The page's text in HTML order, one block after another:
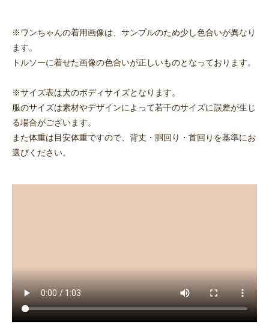
※ワンちゃんの着用画像は、サンプルのため少し色合いが異なり
ます。
トルソーに着せた画像の色合いが正しいものとなっております。
※サイズ表は犬のボディサイズとなります。
服のサイズは素材やデザインによって若干のサイズに誤差が生じ
る場合がございます。
また体重は目安体重ですので、背丈・胴回り・首回りを基準にお
選びください。